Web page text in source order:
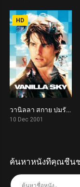
6.9
HD
วานิลลา สกาย ปมรัก ปมมรณะ Vanilla Sky (2001)
10 Dec 2001
ค้นหาหนังที่คุณชื่น